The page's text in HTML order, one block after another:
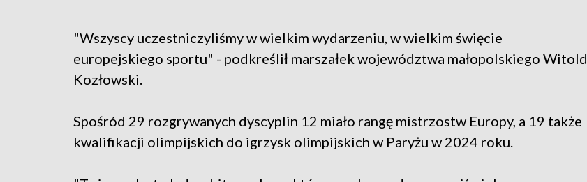
"Wszyscy uczestniczyliśmy w wielkim wydarzeniu, w wielkim święcie
europejskiego sportu" - podkreślił marszałek województwa małopolskiego Witold
Kozłowski.
Spośród 29 rozgrywanych dyscyplin 12 miało rangę mistrzostw Europy, a 19 także
kwalifikacji olimpijskich do igrzysk olimpijskich w Paryżu w 2024 roku.